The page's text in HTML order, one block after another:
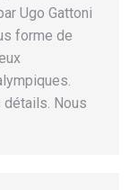
Ugo Gattoni
forme de
Nous